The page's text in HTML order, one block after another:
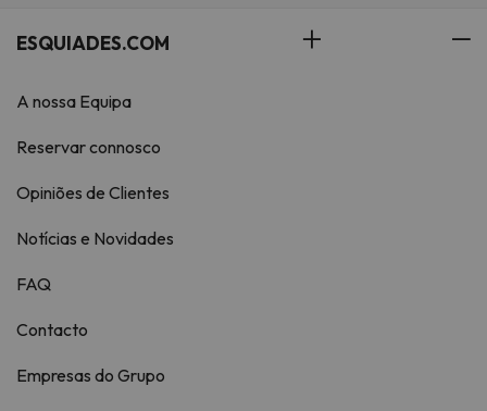
ESQUIADES.COM
A nossa Equipa
Reservar connosco
Opiniões de Clientes
Notícias e Novidades
FAQ
Contacto
Empresas do Grupo